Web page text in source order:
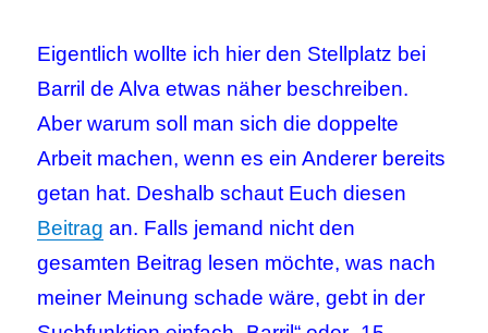
Eigentlich wollte ich hier den Stellplatz bei
Barril de Alva etwas näher beschreiben.
Aber warum soll man sich die doppelte
Arbeit machen, wenn es ein Anderer bereits
getan hat. Deshalb schaut Euch diesen
Beitrag an. Falls jemand nicht den
gesamten Beitrag lesen möchte, was nach
meiner Meinung schade wäre, gebt in der